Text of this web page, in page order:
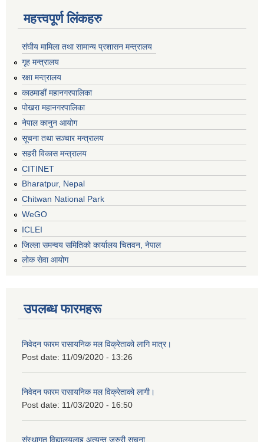
महत्त्वपूर्ण लिंकहरु
संघीय मामिला तथा सामान्य प्रशासन मन्त्रालय
गृह मन्त्रालय
रक्षा मन्त्रालय
काठमाडौं महानगरपालिका
पोखरा महानगरपालिका
नेपाल कानुन आयोग
सूचना तथा सञ्चार मन्त्रालय
सहरी विकास मन्त्रालय
CITINET
Bharatpur, Nepal
Chitwan National Park
WeGO
ICLEI
जिल्ला समन्वय समितिको कार्यालय चितवन, नेपाल
लोक सेवा आयोग
उपलब्ध फारमहरू
निवेदन फारम रासायनिक मल विक्रेताको लागि मात्र।
Post date: 11/09/2020 - 13:26
निवेदन फारम रासायनिक मल विक्रेताको लागी।
Post date: 11/03/2020 - 16:50
संस्थागत विद्यालयलाइ अत्यन्त जरुरी सूचना